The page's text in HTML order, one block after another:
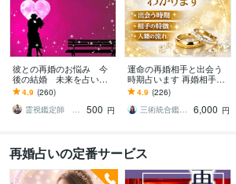
彼との再婚のお悩み 今
後の結婚 未来を占いま
す 霊視鑑定で結婚運を占
い、幸せな結婚生活へと
お導きします
4.9 (260)
霊視鑑定師 馨 カオル
500 円
運命の再婚相手と出会う
時期占います 再婚相手の
特徴・出会う時期・結婚
の未来まで鑑定
4.9 (226)
三術統合鑑定師 優未華
6,000 円
再婚占いの定番サービス